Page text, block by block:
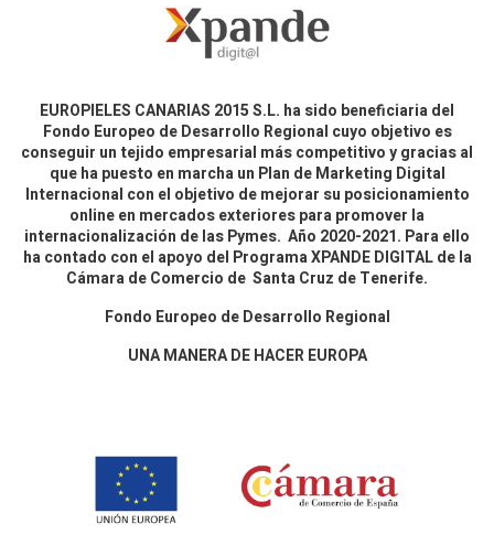
EUROPIELES CANARIAS 2015 S.L. ha sido beneficiaria del
Fondo Europeo de Desarrollo Regional cuyo objetivo es
conseguir un tejido empresarial más competitivo y gracias al
que ha puesto en marcha un Plan de Marketing Digital
Internacional con el objetivo de mejorar su posicionamiento
online en mercados exteriores para promover la
internacionalización de las Pymes. Año 2020-2021. Para ello
ha contado con el apoyo del Programa XPANDE DIGITAL de la
Cámara de Comercio de Santa Cruz de Tenerife.
Fondo Europeo de Desarrollo Regional
UNA MANERA DE HACER EUROPA